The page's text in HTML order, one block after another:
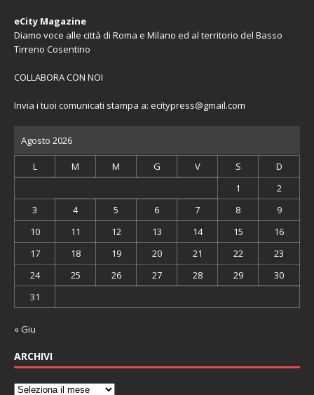
eCity Magazine
Diamo voce alle città di Roma e Milano ed al territorio del Basso
Tirreno Cosentino
COLLABORA CON NOI
Invia i tuoi comunicati stampa a: ecitypress@gmail.com
Agosto 2026
L M M G V S
D
1
2
3
4 5 6 7 8
9
10
11 12 13 14 15
16
17
18 19 20 21 22
23
24
25 26 27 28 29
30
31
« Giu
ARCHIVI